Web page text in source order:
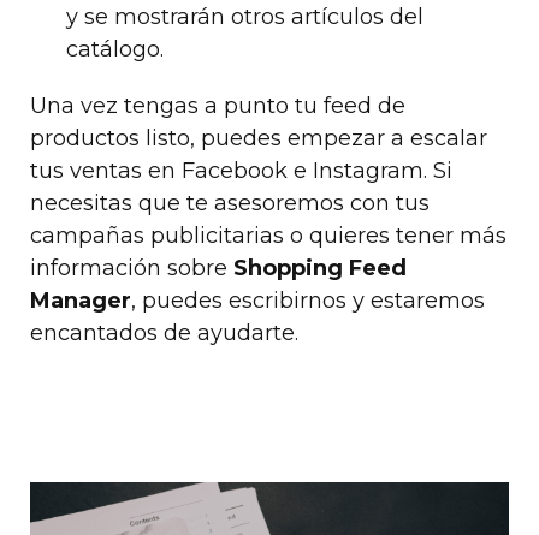
y se mostrarán otros artículos del
catálogo.
Una vez tengas a punto tu feed de
productos listo, puedes empezar a escalar
tus ventas en Facebook e Instagram. Si
necesitas que te asesoremos con tus
campañas publicitarias o quieres tener más
información sobre Shopping Feed
Manager, puedes escribirnos y estaremos
encantados de ayudarte.